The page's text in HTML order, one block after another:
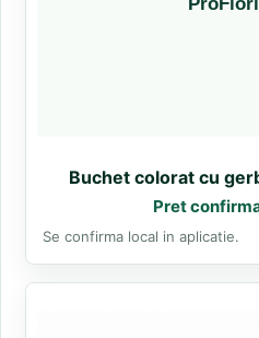
Buchet colorat cu
Pret
Se confirma local in aplicatie.